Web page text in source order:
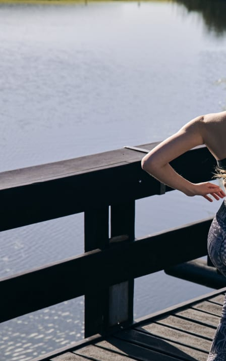
UNSER BLOG ZIEHT UM
Sieh dir aber unsere spannenden Features in der adidas Running App an,
dir helfen, das Laufen lieben zu lernen oder weiterhin zu lieben!
ADIDAS RUNNING ÖFFNEN